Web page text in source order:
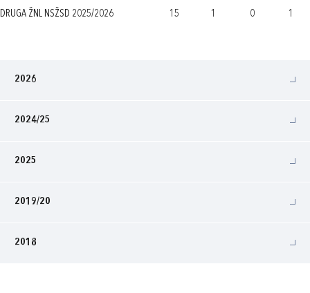
DRUGA ŽNL NSŽSD 2025/2026 15 1 0 1
2026
2024/25
2025
2019/20
2018